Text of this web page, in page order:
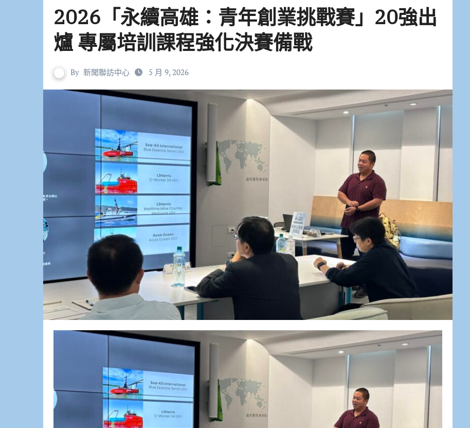
2026「永續高雄：青年創業挑戰賽」20強出
爐 專屬培訓課程強化決賽備戰
By 新聞聯訪中心 5 月 9, 2026